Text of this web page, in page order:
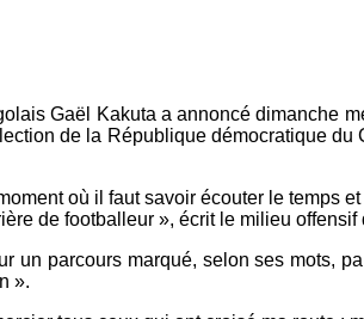
Gaël Kakuta a annoncé dimanche
de la République démocratique du
où il faut savoir écouter le temps
de footballeur », écrit le milieu
un parcours marqué, selon ses mots,
».